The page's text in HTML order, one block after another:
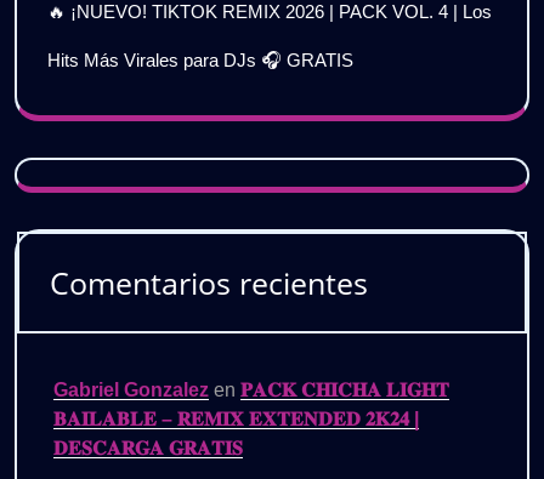
🔥 ¡NUEVO! TIKTOK REMIX 2026 | PACK VOL. 4 | Los
Hits Más Virales para DJs 🎧 GRATIS
Comentarios recientes
Gabriel Gonzalez en 𝐏𝐀𝐂𝐊 𝐂𝐇𝐈𝐂𝐇𝐀 𝐋𝐈𝐆𝐇𝐓
𝐁𝐀𝐈𝐋𝐀𝐁𝐋𝐄 – 𝐑𝐄𝐌𝐈𝐗 𝐄𝐗𝐓𝐄𝐍𝐃𝐄𝐃 𝟐𝐊𝟐𝟒 |
𝐃𝐄𝐒𝐂𝐀𝐑𝐆𝐀 𝐆𝐑𝐀𝐓𝐈𝐒